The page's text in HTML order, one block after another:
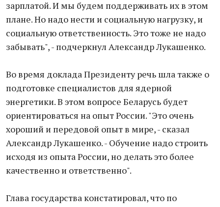
зарплатой. И мы будем поддерживать их в этом
плане. Но надо нести и социальную нагрузку, и
социальную ответственность. Это тоже не надо
забывать", - подчеркнул Александр Лукашенко.
Во время доклада Президенту речь шла также о
подготовке специалистов для ядерной
энергетики. В этом вопросе Беларусь будет
ориентироваться на опыт России. "Это очень
хороший и передовой опыт в мире, - сказал
Александр Лукашенко. - Обучение надо строить
исходя из опыта России, но делать это более
качественно и ответственно".
Глава государства констатировал, что по